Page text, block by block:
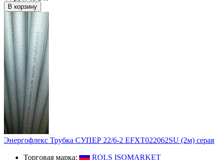
В корзину
Энергофлекс Трубка СУПЕР 22/6-2 EFXT022062SU (2м) серая
Торговая марка:
ROLS ISOMARKET